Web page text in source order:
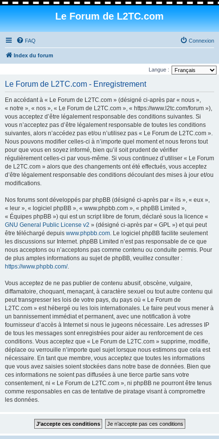
Le Forum de L2TC.com
FAQ Connexion
Index du forum
Langue :
Le Forum de L2TC.com - Enregistrement
En accédant à « Le Forum de L2TC.com » (désigné ci-après par « nous »,
« notre », « nos », « Le Forum de L2TC.com », « https://www.l2tc.com/forum »),
vous acceptez d’être légalement responsable des conditions suivantes. Si
vous n’acceptez pas d’être légalement responsable de toutes les conditions
suivantes, alors n’accédez pas et/ou n’utilisez pas « Le Forum de L2TC.com ».
Nous pouvons modifier celles-ci à n’importe quel moment et nous ferons tout
pour que vous en soyez informé, bien qu’il soit prudent de vérifier
régulièrement celles-ci par vous-même. Si vous continuez d’utiliser « Le Forum
de L2TC.com » alors que des changements ont été effectués, vous acceptez
d’être légalement responsable des conditions découlant des mises à jour et/ou
modifications.
Nos forums sont développés par phpBB (désigné ci-après par « ils », « eux »,
« leur », « logiciel phpBB », « www.phpbb.com », « phpBB Limited »,
« Équipes phpBB ») qui est un script libre de forum, déclaré sous la licence «
GNU General Public License v2 » (désigné ci-après par « GPL ») et qui peut
être téléchargé depuis www.phpbb.com. Le logiciel phpBB facilite seulement
les discussions sur Internet. phpBB Limited n’est pas responsable de ce que
nous acceptons ou n’acceptons pas comme contenu ou conduite permis. Pour
de plus amples informations au sujet de phpBB, veuillez consulter :
https://www.phpbb.com/.
Vous acceptez de ne pas publier de contenu abusif, obscène, vulgaire,
diffamatoire, choquant, menaçant, à caractère sexuel ou tout autre contenu qui
peut transgresser les lois de votre pays, du pays où « Le Forum de
L2TC.com » est hébergé ou les lois internationales. Le faire peut vous mener à
un bannissement immédiat et permanent, avec une notification à votre
fournisseur d’accès à Internet si nous le jugeons nécessaire. Les adresses IP
de tous les messages sont enregistrées pour aider au renforcement de ces
conditions. Vous acceptez que « Le Forum de L2TC.com » supprime, modifie,
déplace ou verrouille n’importe quel sujet lorsque nous estimons que cela est
nécessaire. En tant que membre, vous acceptez que toutes les informations
que vous avez saisies soient stockées dans notre base de données. Bien que
ces informations ne soient pas diffusées à une tierce partie sans votre
consentement, ni « Le Forum de L2TC.com », ni phpBB ne pourront être tenus
comme responsables en cas de tentative de piratage visant à compromettre
les données.